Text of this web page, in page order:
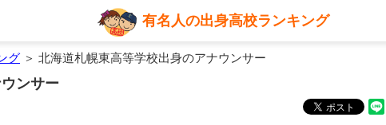
有名人の出身高校ランキング
グ ＞ 北海道札幌東高等学校出身のアナウンサー
ンサー